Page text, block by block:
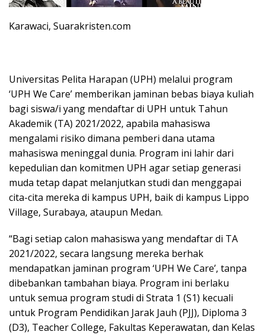
Karawaci, Suarakristen.com
Universitas Pelita Harapan (UPH) melalui program
‘UPH We Care’ memberikan jaminan bebas biaya kuliah
bagi siswa/i yang mendaftar di UPH untuk Tahun
Akademik (TA) 2021/2022, apabila mahasiswa
mengalami risiko dimana pemberi dana utama
mahasiswa meninggal dunia. Program ini lahir dari
kepedulian dan komitmen UPH agar setiap generasi
muda tetap dapat melanjutkan studi dan menggapai
cita-cita mereka di kampus UPH, baik di kampus Lippo
Village, Surabaya, ataupun Medan.
“Bagi setiap calon mahasiswa yang mendaftar di TA
2021/2022, secara langsung mereka berhak
mendapatkan jaminan program ‘UPH We Care’, tanpa
dibebankan tambahan biaya. Program ini berlaku
untuk semua program studi di Strata 1 (S1) kecuali
untuk Program Pendidikan Jarak Jauh (PJJ), Diploma 3
(D3), Teacher College, Fakultas Keperawatan, dan Kelas